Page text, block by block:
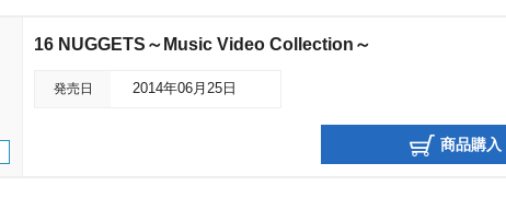
16 NUGGETS～Music Video Collection～
発売日 2014年06月25日
商品購入